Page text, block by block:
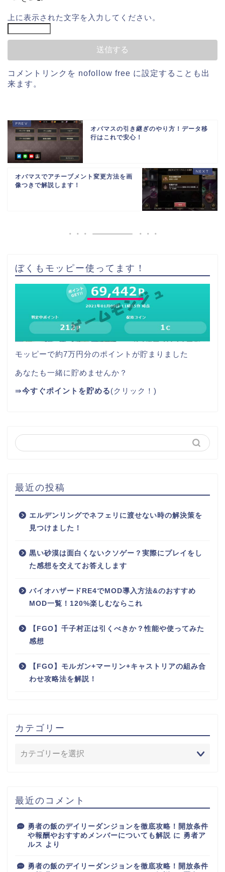
上に表示された文字を入力してください。
コメントリンクを nofollow free に設定することも出
来ます。
オバマスの引き継ぎのやり方！データ移
行はこれで安心！
オバマスでアチーブメント変更方法を画
像つきで解説します！
ぼくもモッピー使ってます！
モッピーで約7万円分のポイントが貯まりました
あなたも一緒に貯めませんか？
⇛今すぐポイントを貯める(クリック！)
最近の投稿
エルデンリングでネフェリに渡せない時の解決策を
見つけました！
黒い砂漠は面白くないクソゲー？実際にプレイをし
た感想を交えてお答えします
バイオハザードRE4でMOD導入方法&のおすすめ
MOD一覧！120%楽しむならこれ
【FGO】千子村正は引くべきか？性能や使ってみた
感想
【FGO】モルガン+マーリン+キャストリアの組み合
わせ攻略法を解説！
カテゴリー
最近のコメント
勇者の飯のデイリーダンジョンを徹底攻略！開放条件
や報酬やおすすめメンバーについても解説 に 勇者ア
ルス より
勇者の飯のデイリーダンジョンを徹底攻略！開放条件